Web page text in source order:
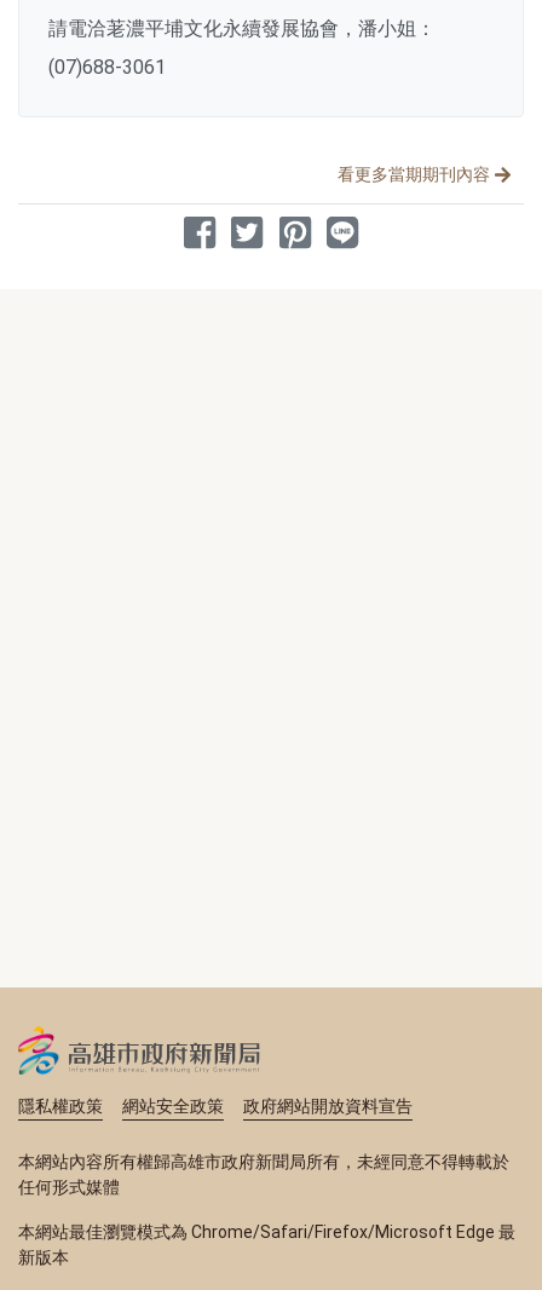
請電洽荖濃平埔文化永續發展協會，潘小姐：
(07)688-3061
看更多當期期刊內容
分享文章
分享到 Facebook
分享到 Twitter
分享到 Pinterest
分享到 Line
隱私權政策 網站安全政策 政府網站開放資料宣告
本網站內容所有權歸高雄市政府新聞局所有，未經同意不得轉載於
任何形式媒體
本網站最佳瀏覽模式為 Chrome/Safari/Firefox/Microsoft Edge 最
新版本